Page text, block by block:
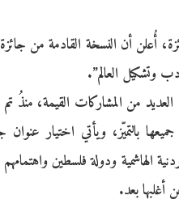
أُعلن أن النسخة القادمة من
وتشكيل العالم”.
من المشاركات القيمة، منذُ تم
الهاشمية ودولة فلسطين
أغلبها بعد.